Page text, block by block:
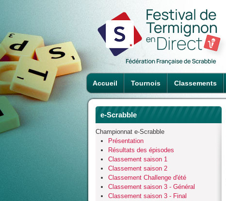
Accueil Tournois Classements
e-Scrabble
Championnat e-Scrabble
Présentation
Résultats des épisodes
Classement saison 1
Classement saison 2
Classement Challenge d'été
Classement saison 3 - Général
Classement saison 3 - Final